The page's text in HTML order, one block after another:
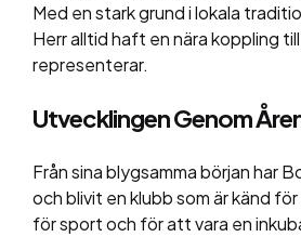
Med en stark grund i lokala
Herr alltid haft en nära koppling
representerar.
Utvecklingen Genom
Från sina blygsamma början har
och blivit en klubb som är känd
för sport och för att vara en